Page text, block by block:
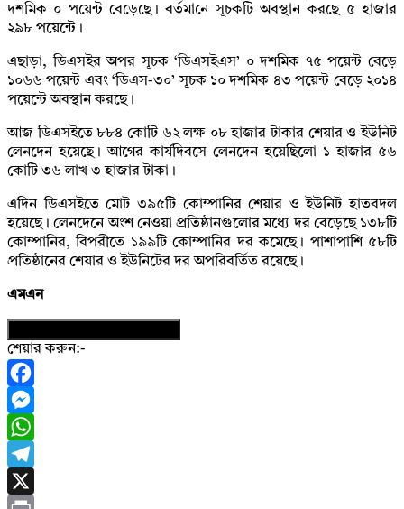
দশমিক ০ পয়েন্ট বেড়েছে। বর্তমানে সূচকটি অবস্থান করছে ৫ হাজার
২৯৮ পয়েন্টে।
এছাড়া, ডিএসইর অপর সূচক ‘ডিএসইএস’ ০ দশমিক ৭৫ পয়েন্ট বেড়ে
১০৬৬ পয়েন্ট এবং ‘ডিএস-৩০’ সূচক ১০ দশমিক ৪৩ পয়েন্ট বেড়ে ২০১৪
পয়েন্টে অবস্থান করছে।
আজ ডিএসইতে ৮৮৪ কোটি ৬২ লক্ষ ০৮ হাজার টাকার শেয়ার ও ইউনিট
লেনদেন হয়েছে। আগের কার্যদিবসে লেনদেন হয়েছিলো ১ হাজার ৫৬
কোটি ৩৬ লাখ ৩ হাজার টাকা।
এদিন ডিএসইতে মোট ৩৯৫টি কোম্পানির শেয়ার ও ইউনিট হাতবদল
হয়েছে। লেনদেনে অংশ নেওয়া প্রতিষ্ঠানগুলোর মধ্যে দর বেড়েছে ১৩৮টি
কোম্পানির, বিপরীতে ১৯৯টি কোম্পানির দর কমেছে। পাশাপাশি ৫৮টি
প্রতিষ্ঠানের শেয়ার ও ইউনিটের দর অপরিবর্তিত রয়েছে।
এমএন
শেয়ার করুন:-
Facebook
Messenger
WhatsApp
Telegram